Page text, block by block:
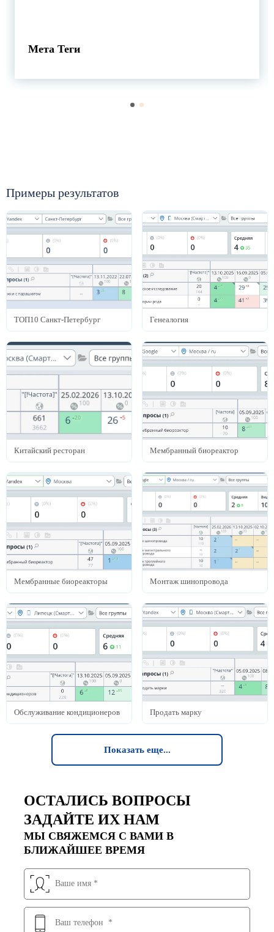
Дорого
Высокое
Дорого
Есть
Недорого
Высокое
Недорого
Нет
Мета Теги
Примеры результатов
ТОП10 Санкт-Петербург Генеалогия
Китайский ресторан Мембранный биореактор
Мембранные биореакторы Монтаж шинопровода
Обслуживание кондиционеров Продать марку
Показать еще...
ОСТАЛИСЬ ВОПРОСЫ
ЗАДАЙТЕ ИХ НАМ
МЫ СВЯЖЕМСЯ С ВАМИ В
БЛИЖАЙШЕЕ ВРЕМЯ